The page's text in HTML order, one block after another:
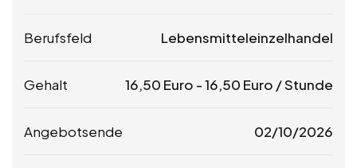
Berufsfeld Lebensmitteleinzelhandel
Gehalt 16,50 Euro -16,50 Euro / Stunde
Angebotsende 02/10/2026